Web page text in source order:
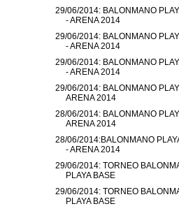
29/06/2014: BALONMANO
- ARENA 2014
29/06/2014: BALONMANO
- ARENA 2014
29/06/2014: BALONMANO
- ARENA 2014
29/06/2014: BALONMANO
ARENA 2014
28/06/2014: BALONMANO
ARENA 2014
28/06/2014:BALONMANO
- ARENA 2014
29/06/2014: TORNEO
PLAYA BASE
29/06/2014: TORNEO
PLAYA BASE